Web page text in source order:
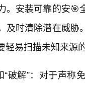
。安装可靠的安
及时清除潜在威
轻易扫描未知来源
“破解”：对于声